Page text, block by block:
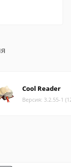
Cool Reader
Версия: 3.2.55-1